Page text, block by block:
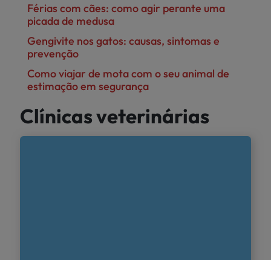
Férias com cães: como agir perante uma
picada de medusa
Gengivite nos gatos: causas, sintomas e
prevenção
Como viajar de mota com o seu animal de
estimação em segurança
Clínicas veterinárias